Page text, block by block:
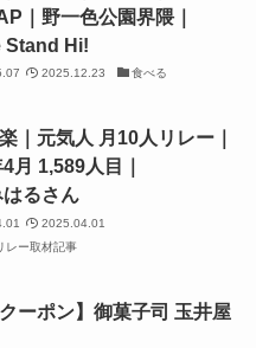
｜野一色公園界隈｜
Stand Hi!
2025.12.23 食べる
｜元気人 月10人リレー｜
月 1,589人目｜
るさん
2025.04.01
レー取材記事
クーポン】御菓子司 玉井屋